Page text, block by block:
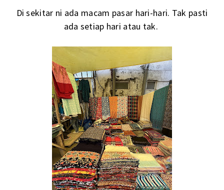
Di sekitar ni ada macam pasar hari-hari. Tak pasti
ada setiap hari atau tak.